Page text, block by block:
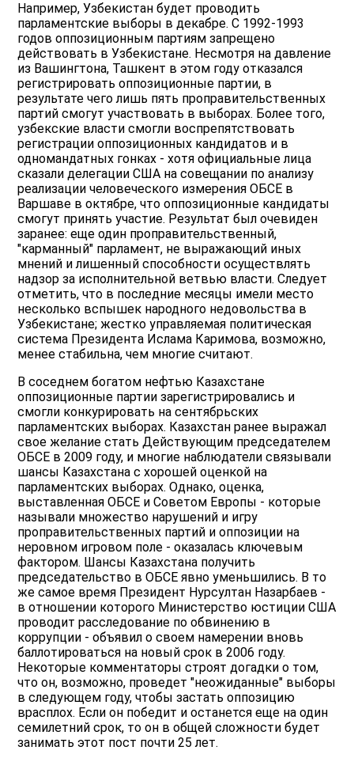
Например, Узбекистан будет проводить
парламентские выборы в декабре. С 1992-1993
годов оппозиционным партиям запрещено
действовать в Узбекистане. Несмотря на давление
из Вашингтона, Ташкент в этом году отказался
регистрировать оппозиционные партии, в
результате чего лишь пять проправительственных
партий смогут участвовать в выборах. Более того,
узбекские власти смогли воспрепятствовать
регистрации оппозиционных кандидатов и в
одномандатных гонках - хотя официальные лица
сказали делегации США на совещании по анализу
реализации человеческого измерения ОБСЕ в
Варшаве в октябре, что оппозиционные кандидаты
смогут принять участие. Результат был очевиден
заранее: еще один проправительственный,
"карманный" парламент, не выражающий иных
мнений и лишенный способности осуществлять
надзор за исполнительной ветвью власти. Следует
отметить, что в последние месяцы имели место
несколько вспышек народного недовольства в
Узбекистане; жестко управляемая политическая
система Президента Ислама Каримова, возможно,
менее стабильна, чем многие считают.
В соседнем богатом нефтью Казахстане
оппозиционные партии зарегистрировались и
смогли конкурировать на сентябрьских
парламентских выборах. Казахстан ранее выражал
свое желание стать Действующим председателем
ОБСЕ в 2009 году, и многие наблюдатели связывали
шансы Казахстана с хорошей оценкой на
парламентских выборах. Однако, оценка,
выставленная ОБСЕ и Советом Европы - которые
называли множество нарушений и игру
проправительственных партий и оппозиции на
неровном игровом поле - оказалась ключевым
фактором. Шансы Казахстана получить
председательство в ОБСЕ явно уменьшились. В то
же самое время Президент Нурсултан Назарбаев -
в отношении которого Министерство юстиции США
проводит расследование по обвинению в
коррупции - объявил о своем намерении вновь
баллотироваться на новый срок в 2006 году.
Некоторые комментаторы строят догадки о том,
что он, возможно, проведет "неожиданные" выборы
в следующем году, чтобы застать оппозицию
врасплох. Если он победит и останется еще на один
семилетний срок, то он в общей сложности будет
занимать этот пост почти 25 лет.